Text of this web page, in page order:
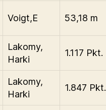
Voigt,E 53,18 m
Lakomy,
Harki
1.117 Pkt.
Lakomy,
Harki
1.847 Pkt.